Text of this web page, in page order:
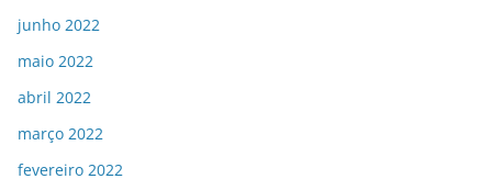
junho 2022
maio 2022
abril 2022
março 2022
fevereiro 2022